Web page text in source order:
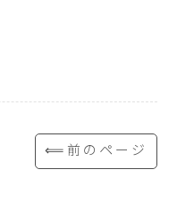
⟸前のページ